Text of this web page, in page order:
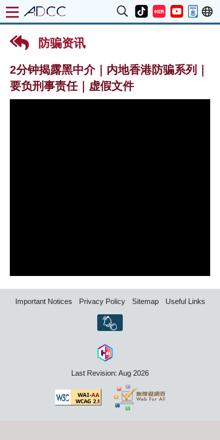
防骗资讯
2分钟揭露黑中介｜内地香港防骗系列｜
要负刑事责任｜虚假文件
Important Notices Privacy Policy Sitemap Useful Links
Last Revision: Aug 2026